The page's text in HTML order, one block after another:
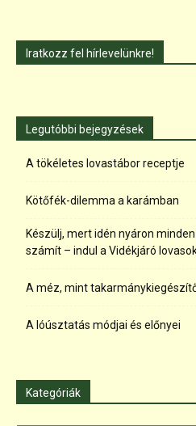
Iratkozz fel hírlevelünkre!
Legutóbbi bejegyzések
A tökéletes lovastábor receptje
Kötőfék-dilemma a karámban
Készülj, mert idén nyáron
számít – indul a Vidékjáró
A méz, mint
A lóúsztatás módjai és előnyei
Kategóriák